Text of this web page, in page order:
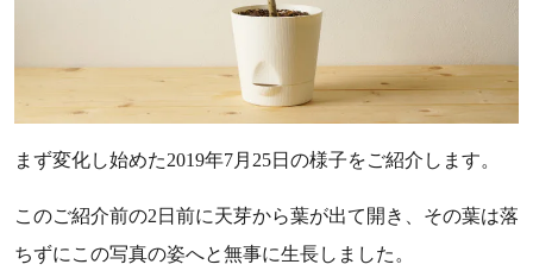
まず変化し始めた2019年7月25日の様子をご紹介します。
このご紹介前の2日前に天芽から葉が出て開き、その葉は落
ちずにこの写真の姿へと無事に生長しました。